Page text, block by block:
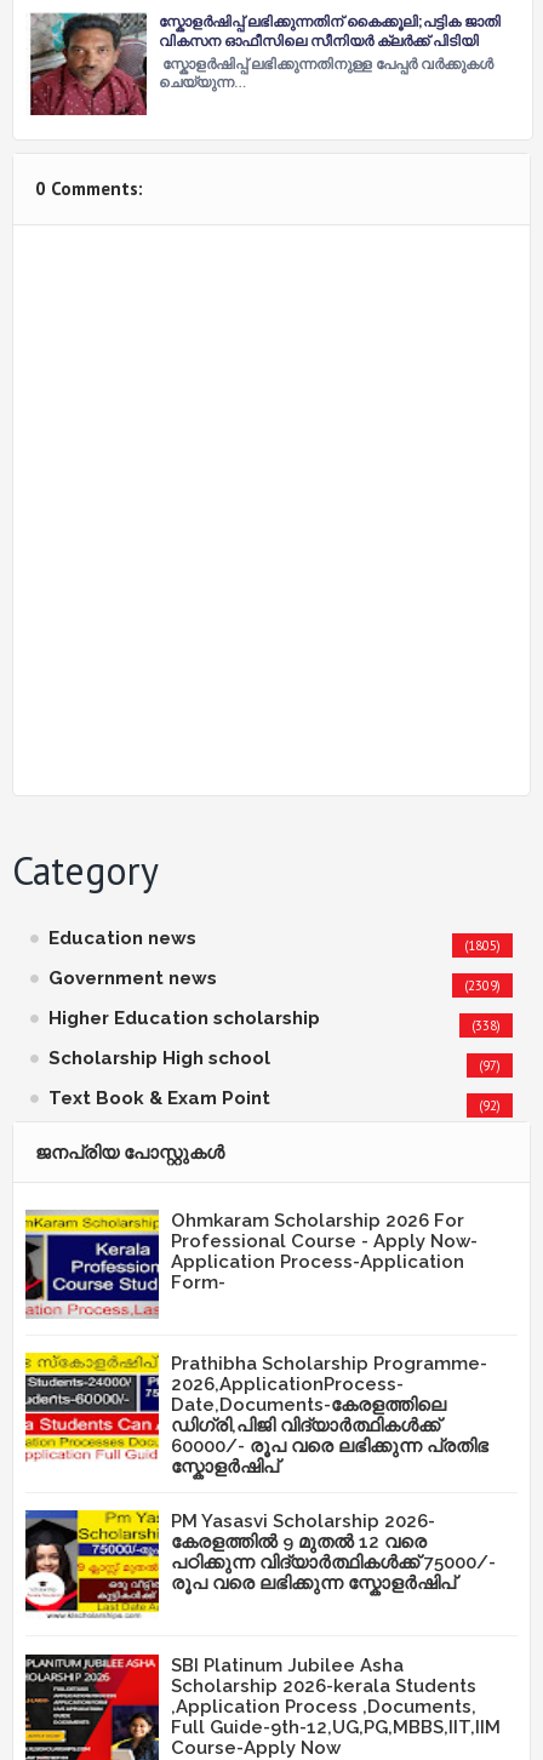
സ്കോളര്‍ഷിപ്പ് ലഭിക്കുന്നതിന് കൈക്കൂലി;പട്ടിക ജാതി
വികസന ഓഫീസിലെ സീനിയര്‍ ക്ലർക്ക് പിടിയി
സ്കോളര്‍ഷിപ്പ് ലഭിക്കുന്നതിനുള്ള പേപ്പര്‍ വര്‍ക്കുകള്‍
ചെയ്യുന്ന…
0 Comments:
Category
Education news (1805)
Government news (2309)
Higher Education scholarship (338)
Scholarship High school (97)
Text Book & Exam Point (92)
ജനപ്രിയ പോസ്റ്റുകള്‍‌
Ohmkaram Scholarship 2026 For
Professional Course - Apply Now-
Application Process-Application
Form-
Prathibha Scholarship Programme-
2026,ApplicationProcess-
Date,Documents-കേരളത്തിലെ
ഡിഗ്രി,പിജി വിദ്യാർത്ഥികൾക്ക്
60000/- രൂപ വരെ ലഭിക്കുന്ന പ്രതിഭ
സ്കോളർഷിപ്
PM Yasasvi Scholarship 2026-
കേരളത്തിൽ 9 മുതൽ 12 വരെ
പഠിക്കുന്ന വിദ്യാർത്ഥികൾക്ക് 75000/-
രൂപ വരെ ലഭിക്കുന്ന സ്കോളർഷിപ്
SBI Platinum Jubilee Asha
Scholarship 2026-kerala Students
,Application Process ,Documents,
Full Guide-9th-12,UG,PG,MBBS,IIT,IIM
Course-Apply Now